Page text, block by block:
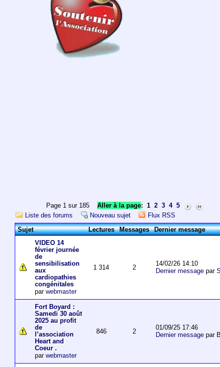
Page 1 sur 185Aller à la page: 1 2 3 4 5
Liste des forums
Nouveau sujet
Flux RSS
Sujet
Lectures Messages Dernier message
VIDEO 14
février journée
de
sensibilisation
aux
cardiopathies
congénitales
par webmaster
1 314 2
14/02/26 14:10
Dernier messagepar
Fort Boyard :
Samedi 30 août
2025 au profit
de
l’association
Heart and
Coeur .
par webmaster
846 2
01/09/25 17:46
Dernier messagepar